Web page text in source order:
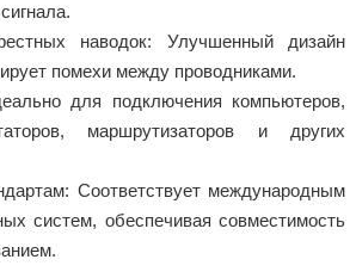
наводок: Улучшенный дизайн
помехи между проводниками.
для подключения компьютеров,
маршрутизаторов и других
Соответствует международным
систем, обеспечивая совместимость